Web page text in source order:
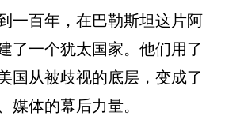
一百年，在巴勒斯坦这片阿
了一个犹太国家。他们用了
国从被歧视的底层，变成了
媒体的幕后力量。